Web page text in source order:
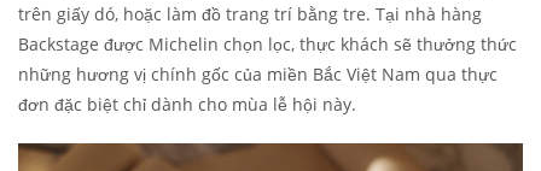
trên giấy dó, hoặc làm đồ trang trí bằng tre. Tại nhà hàng
Backstage được Michelin chọn lọc, thực khách sẽ thưởng thức
những hương vị chính gốc của miền Bắc Việt Nam qua thực
đơn đặc biệt chỉ dành cho mùa lễ hội này.